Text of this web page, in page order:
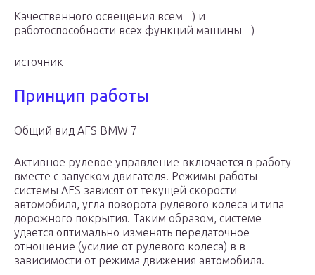
Качественного освещения всем =) и
работоспособности всех функций машины =)
источник
Принцип работы
Общий вид AFS BMW 7
Активное рулевое управление включается в работу
вместе с запуском двигателя. Режимы работы
системы AFS зависят от текущей скорости
автомобиля, угла поворота рулевого колеса и типа
дорожного покрытия. Таким образом, системе
удается оптимально изменять передаточное
отношение (усилие от рулевого колеса) в в
зависимости от режима движения автомобиля.